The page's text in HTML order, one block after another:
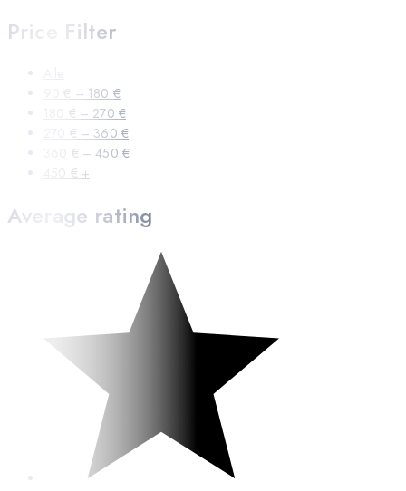
Price Filter
€ – 180 €
€ – 270 €
€ – 360 €
€ – 450 €
€ +
Average rating